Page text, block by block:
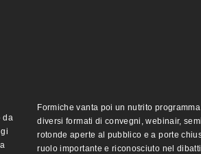
da
Formiche vanta poi un nutrito
diversi formati di convegni, webinair,
rotonde aperte al pubblico e a porte
ruolo importante e riconosciuto nel